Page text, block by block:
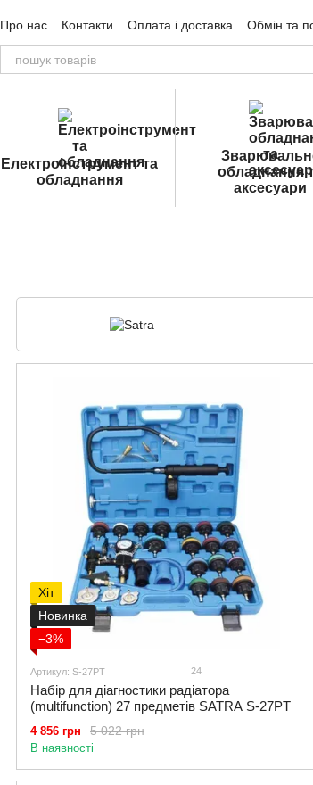
Про нас Контакти Оплата і доставка
Обмін та
Угода користувача
Публічна оферта
Електроінструмент та
обладнання
обладнання
аксесуари
Хіт
Новинка
−3%
Артикул: S-27PT 24
Набір для діагностики радіатора
(multifunction) 27 предметів SATRA S-27PT
5 022 грн
4 856 грн
В наявності